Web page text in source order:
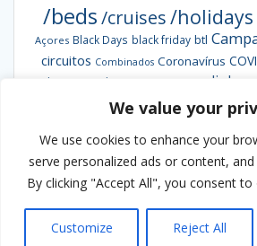
We value your
We use cookies to enhance your
serve personalized ads or content,
By clicking "Accept All", you consent
Customize Reject All
/beds/cruises/holidays
Açores Black Days black friday btl
circuitos Combinados Coronavírus
destaques da semana escapadinhas
grandes viagens hoteis hotel hotéis
Ofertas
portugal praias semana santa
SmyholidaysSmytours
antecipada Verão